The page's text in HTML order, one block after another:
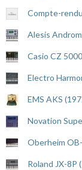
Compte-
Alesis
Casio CZ
Electro
EMS AKS
Novation
Oberheim
Roland JX-8P